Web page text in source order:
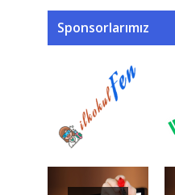
Sponsorlarımız